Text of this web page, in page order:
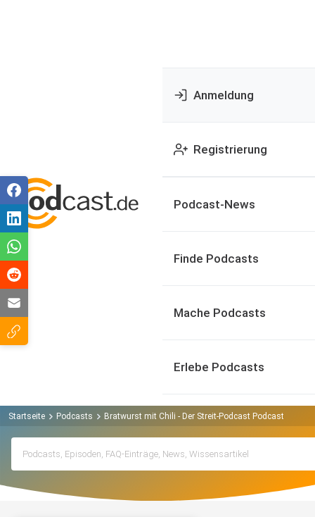
Anmeldung
Registrierung
Podcast-News
Finde Podcasts
Mache Podcasts
Erlebe Podcasts
Startseite Podcasts Bratwurst mit Chili - Der Streit-Podcast Podcast